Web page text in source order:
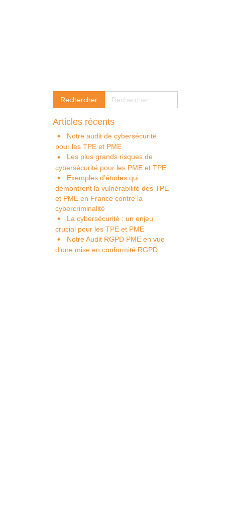
Articles récents
Notre audit de cybersécurité
pour les TPE et PME
Les plus grands risques de
cybersécurité pour les PME et TPE
Exemples d’études qui
démontrent la vulnérabilité des TPE
et PME en France contre la
cybercriminalité
La cybersécurité : un enjeu
crucial pour les TPE et PME
Notre Audit RGPD PME en vue
d’une mise en conformité RGPD